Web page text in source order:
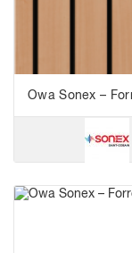
Owa Sonex –